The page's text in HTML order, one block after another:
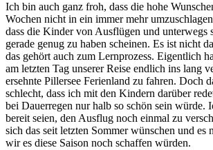
Ich bin auch ganz froh, dass die hohe
Wochen nicht in ein immer mehr
dass die Kinder von Ausflügen und unterwegs
gerade genug zu haben scheinen. Es ist nicht
das gehört auch zum Lernprozess. Eigentlich
am letzten Tag unserer Reise endlich ins lang
ersehnte Pillersee Ferienland zu fahren. Doch
schlecht, dass ich mit den Kindern darüber
bei Dauerregen nur halb so schön sein würde.
bereit seien, den Ausflug noch einmal zu
sich das seit letzten Sommer wünschen und es
wir es diese Saison noch schaffen würden.